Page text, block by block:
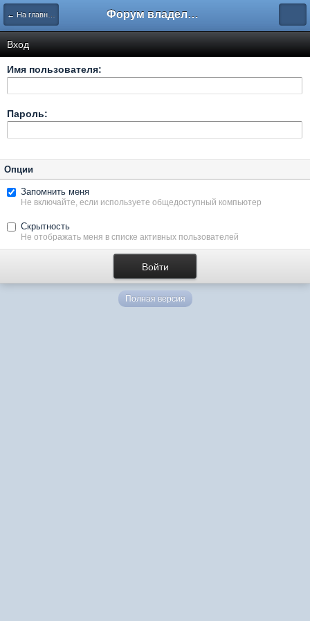
← На главную Форум владельцев интернет-магазинов
Вход
Имя пользователя:
Пароль:
Опции
Запомнить меня
Не включайте, если используете общедоступный компьютер
Скрытность
Не отображать меня в списке активных пользователей
Полная версия